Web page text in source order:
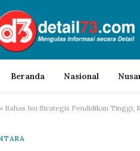
Beranda Nasional
» Bahas Isu Strategis Pendidikan Tinggi,